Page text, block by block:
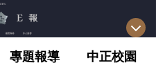
專題報導 中正校園